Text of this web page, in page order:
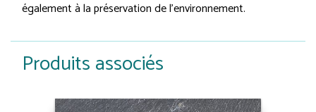
également à la préservation de l'environnement.
Produits associés